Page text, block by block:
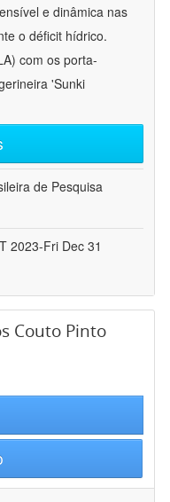
e dinâmica nas
o déficit hídrico.
com os porta-
'Sunki
de Pesquisa
2023-Fri Dec 31
Couto Pinto